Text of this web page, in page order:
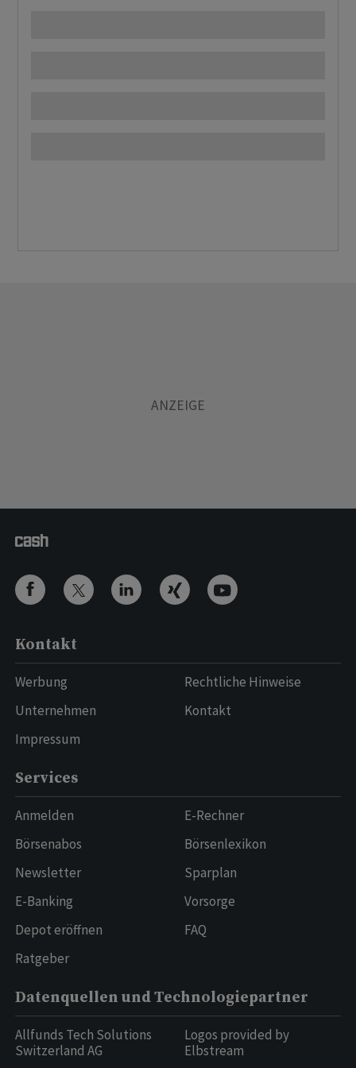
Kontakt
Werbung
Unternehmen
Impressum
Rechtliche Hinweise
Kontakt
Services
Anmelden
Börsenabos
Newsletter
E-Banking
Depot eröffnen
Ratgeber
E-Rechner
Börsenlexikon
Sparplan
Vorsorge
FAQ
Datenquellen und Technologiepartner
Allfunds Tech Solutions
Switzerland AG
Logos provided by
Elbstream